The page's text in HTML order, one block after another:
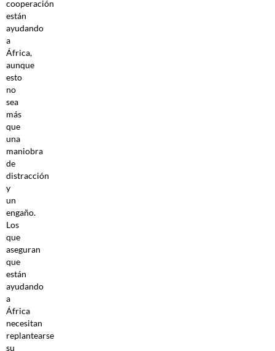
cooperación
están
ayudando
a
África,
aunque
esto
no
sea
más
que
una
maniobra
de
distracción
y
un
engaño.
Los
que
aseguran
que
están
ayudando
a
África
necesitan
replantearse
su